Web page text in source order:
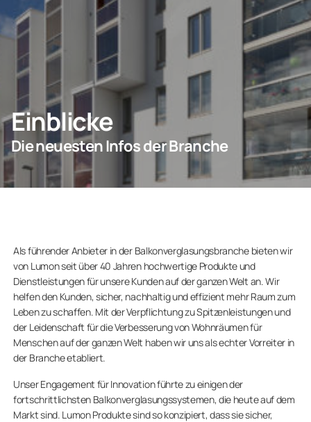
Privatkunden
Unternehmen
Einblicke
Die neuesten Infos der Branche
Als führender Anbieter in der Balkonverglasungsbranche bieten wir
von Lumon seit über 40 Jahren hochwertige Produkte und
Dienstleistungen für unsere Kunden auf der ganzen Welt an. Wir
helfen den Kunden, sicher, nachhaltig und effizient mehr Raum zum
Leben zu schaffen. Mit der Verpflichtung zu Spitzenleistungen und
der Leidenschaft für die Verbesserung von Wohnräumen für
Menschen auf der ganzen Welt haben wir uns als echter Vorreiter in
der Branche etabliert.
Unser Engagement für Innovation führte zu einigen der
fortschrittlichsten Balkonverglasungssystemen, die heute auf dem
Markt sind. Lumon Produkte sind so konzipiert, dass sie sicher,